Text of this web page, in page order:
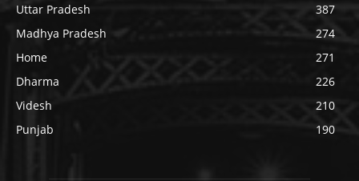
Uttar Pradesh
387
Madhya Pradesh
274
Home
271
Dharma
226
Videsh
210
Punjab
190